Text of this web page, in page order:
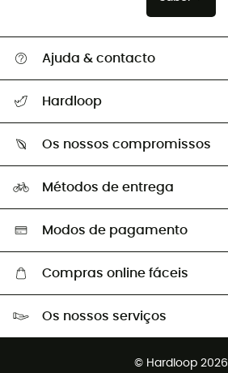
Ajuda & contacto
Devoluções e reembolsos
Guia de tamanhos
Trocas & Devoluções
Hardloop
Os nossos embaixadores
Os nossos compromissos
Seleção eco-responsável
Métodos de entrega
Modos de pagamento
Compras online fáceis
Devoluções gratuitas em 100 dias
Os nossos serviços
© Hardloop 2026